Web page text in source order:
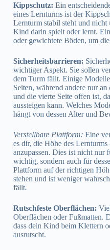
Kippschutz: Ein
eines Lernturms ist der
Lernturm stabil steht und
Kind darin spielt oder lernt.
oder gewichtete Böden, um
Sicherheitsbarrieren:
wichtiger Aspekt. Sie sollen
dem Turm fällt. Einige
Seiten, während andere nur
und die vierte Seite offen ist,
aussteigen kann. Welches
hängt von dessen Alter und
Verstellbare Plattform: Eine
es dir, die Höhe des
anzupassen. Dies ist nicht nur
wichtig, sondern auch für
Plattform auf der richtigen
stehen und ist weniger
fällt.
Rutschfeste Oberflächen:
Oberflächen oder Fußmatten.
dass dein Kind beim Klettern
ausrutscht.